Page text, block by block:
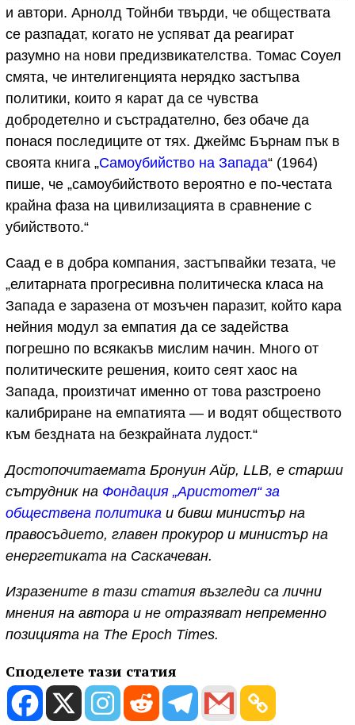
и автори. Арнолд Тойнби твърди, че обществата
се разпадат, когато не успяват да реагират
разумно на нови предизвикателства. Томас Соуел
смята, че интелигенцията нерядко застъпва
политики, които я карат да се чувства
добродетелно и състрадателно, без обаче да
понася последиците от тях. Джеймс Бърнам пък в
своята книга „Самоубийство на Запада“ (1964)
пише, че „самоубийството вероятно е по-честата
крайна фаза на цивилизацията в сравнение с
убийството.“
Саад е в добра компания, застъпвайки тезата, че
„елитарната прогресивна политическа класа на
Запада е заразена от мозъчен паразит, който кара
нейния модул за емпатия да се задейства
погрешно по всякакъв мислим начин. Много от
политическите решения, които сеят хаос на
Запада, произтичат именно от това разстроено
калибриране на емпатията — и водят обществото
към бездната на безкрайната лудост.“
Достопочитаемата Бронуин Айр, LLB, е старши
сътрудник на Фондация „Аристотел“ за
обществена политика и бивш министър на
правосъдието, главен прокурор и министър на
енергетиката на Саскачеван.
Изразените в тази статия възгледи са лични
мнения на автора и не отразяват непременно
позицията на The Epoch Times.
Споделете тази статия